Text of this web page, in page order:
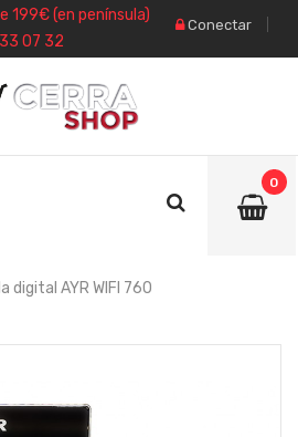
199€ (en península)
07 32
Conectar
0
digital AYR WIFI 760